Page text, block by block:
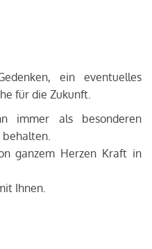
ein eventuelles
für die Zukunft.
immer als besonderen
behalten.
ganzem Herzen Kraft in
Ihnen.